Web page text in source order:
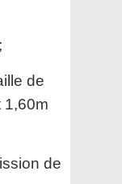
de
1,60m
de